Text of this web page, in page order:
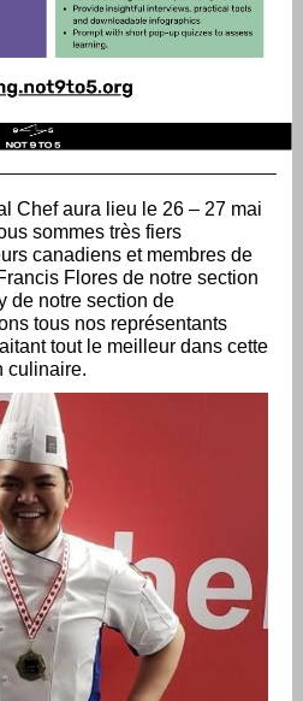
Chef aura lieu le 26 – 27 mai
sommes très fiers
canadiens et membres de
Flores de notre section
de notre section de
tous nos représentants
tout le meilleur dans cette
culinaire.